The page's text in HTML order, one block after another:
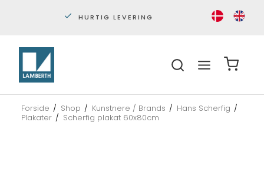
HURTIG LEVERING
Forside / Shop / Kunstnere / Brands / Hans Scherfig /
Plakater / Scherfig plakat 60x80cm